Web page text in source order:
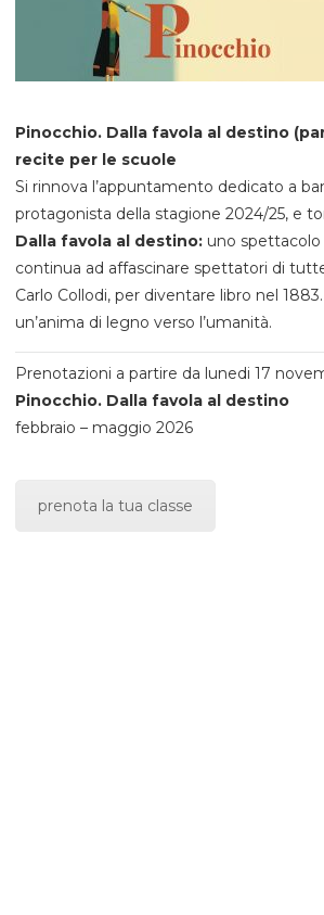
Pinocchio. Dalla favola al destino
recite per le scuole
Si rinnova l’appuntamento dedicato a
protagonista della stagione 2024/25, e
Dalla favola al destino:uno spettacolo
continua ad affascinare spettatori di
Carlo Collodi, per diventare libro nel
un’anima di legno verso l’umanità.
Prenotazioni a partire da lunedi 17
Pinocchio. Dalla favola al destino
febbraio – maggio 2026
prenota la tua classe